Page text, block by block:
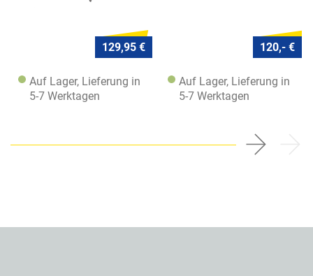
129,95 €
Auf Lager, Lieferung in
5-7 Werktagen
120,- €
Auf Lager, Lieferung in
5-7 Werktagen